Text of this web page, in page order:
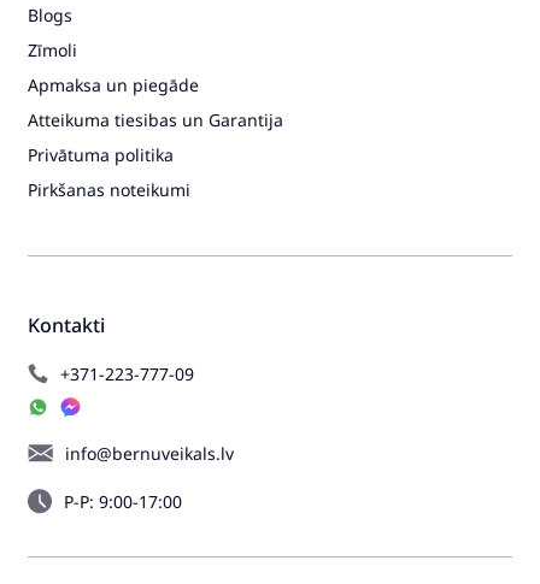
Kontakti
+371-223-777-09
info@bernuveikals.lv
P-P: 9:00-17:00
Blogs
Zīmoli
Apmaksa un piegāde
Atteikuma tiesibas un Garantija
Privātuma politika
Pirkšanas noteikumi